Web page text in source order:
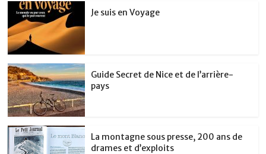
Je suis en Voyage
Guide Secret de Nice et de l’arrière-
pays
La montagne sous presse, 200 ans de
drames et d’exploits